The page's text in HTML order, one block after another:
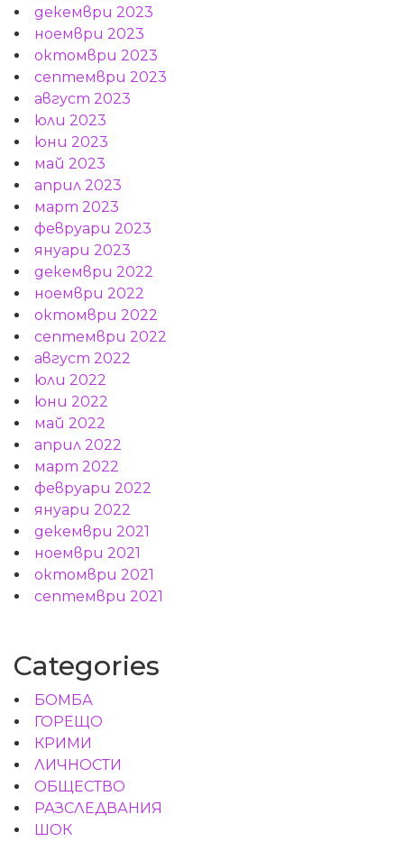
декември 2023
ноември 2023
октомври 2023
септември 2023
август 2023
юли 2023
юни 2023
май 2023
април 2023
март 2023
февруари 2023
януари 2023
декември 2022
ноември 2022
октомври 2022
септември 2022
август 2022
юли 2022
юни 2022
май 2022
април 2022
март 2022
февруари 2022
януари 2022
декември 2021
ноември 2021
октомври 2021
септември 2021
Categories
БОМБА
ГОРЕЩО
КРИМИ
ЛИЧНОСТИ
ОБЩЕСТВО
РАЗСЛЕДВАНИЯ
ШОК